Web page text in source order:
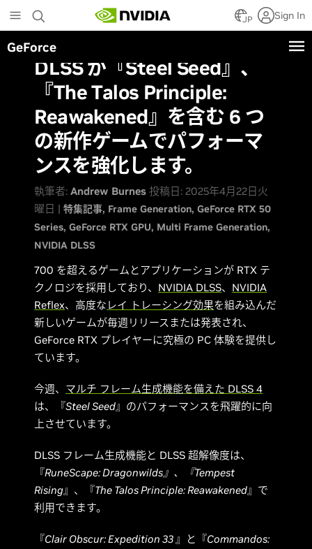
to
main
content
JP Sign In
GeForce
DLSS が『Steel Seed』、
『The Talos Principle:
Reawakened』を含む 6 つ
の新作ゲームでパフォーマ
ンスを強化します。
執筆者:Andrew Burnes 投稿日: 2025年4月22日火
曜日 |特集記事 Frame Generation GeForce RTX 50
Series GeForce RTX GPU Multi Frame Generation
NVIDIA DLSS
700 を超えるゲームとアプリケーションが RTX テ
クノロジを採用しており、 NVIDIA DLSS、 NVIDIA
Reflex、高度な レイ トレーシング効果を組み込んだ
新しいゲームが毎週リリースまたは発表され、
GeForce RTX プレイヤーに究極の PC 体験を提供し
ています。
今週、 マルチ フレーム生成機能を備えた DLSS 4
は、『Steel Seed』のパフォーマンスを飛躍的に向
上させています。
DLSS フレーム生成機能と DLSS 超解像度は、
『RuneScape: Dragonwilds』、『Tempest
Rising』、『The Talos Principle: Reawakened』で
利用できます。
『Clair Obscur: Expedition 33』と『Commandos: